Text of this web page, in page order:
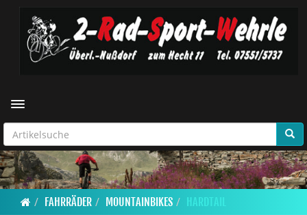
Toggle navigation
FAHRRÄDER MOUNTAINBIKES HARDTAIL